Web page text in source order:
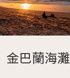
金巴蘭海灘